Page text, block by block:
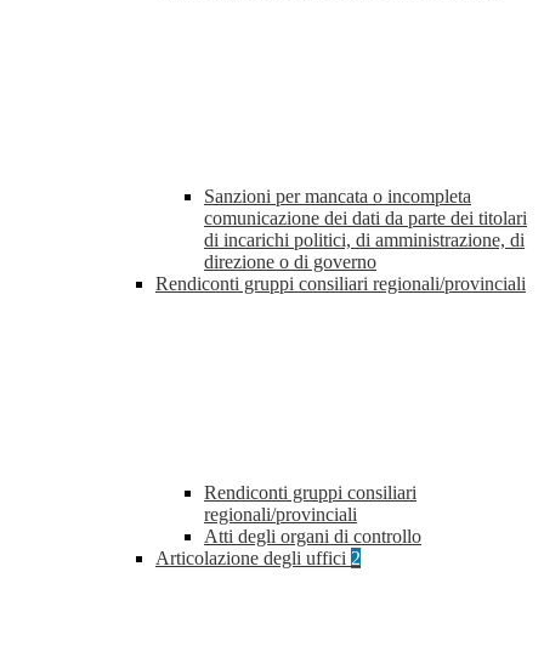
Sanzioni per mancata o incompleta
comunicazione dei dati da parte dei titolari
di incarichi politici, di amministrazione, di
direzione o di governo
Rendiconti gruppi consiliari regionali/provinciali
Rendiconti gruppi consiliari
regionali/provinciali
Atti degli organi di controllo
Articolazione degli uffici 2